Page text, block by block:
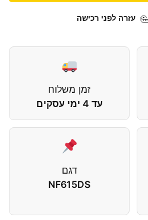
עזרה לפני רכישה
זמן משלוח
עד 4 ימי עסקים
דגם
NF615DS